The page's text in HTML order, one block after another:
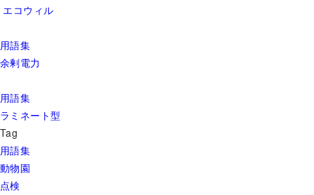
エコウィル
用語集
余剰電力
用語集
ラミネート型
Tag
用語集
動物園
点検